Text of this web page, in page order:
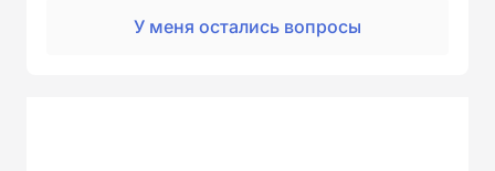
У меня остались вопросы